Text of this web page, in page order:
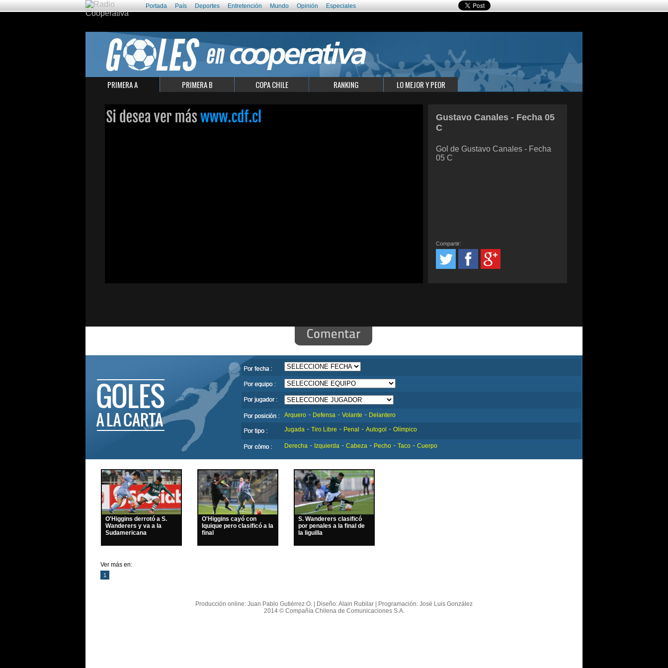
Portada País Deportes Entretención Mundo Opinión Especiales
PRIMERA A PRIMERA B COPA CHILE RANKING LO MEJOR Y PEOR
Gustavo Canales - Fecha 05
C
Gol de Gustavo Canales - Fecha
05 C
Compartir:
Arquero - Defensa - Volante - Delantero
Jugada - Tiro Libre - Penal - Autogol - Olímpico
Derecha - Izquierda - Cabeza - Pecho - Taco - Cuerpo
O'Higgins derrotó a S.
Wanderers y va a la
Sudamericana
O'Higgins cayó con
Iquique pero clasificó a la
final
S. Wanderers clasificó
por penales a la final de
la liguilla
Ver más en:
1
Producción online: Juan Pablo Gutiérrez O. | Diseño: Alain Rubilar | Programación: José Luis González
2014 © Compañía Chilena de Comunicaciones S.A.